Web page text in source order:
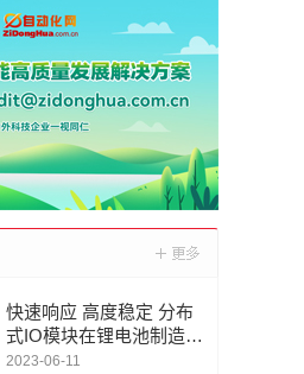
快速响应 高度稳定 分布
式IO模块在锂电池制造的
优势揭秘 | 支持Modbu
2023-06-11